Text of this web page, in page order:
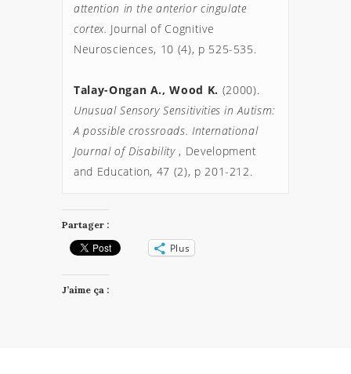
attention in the anterior cingulate
cortex. Journal of Cognitive
Neurosciences, 10 (4), p 525-535.
Talay-Ongan A., Wood K.
Unusual Sensory Sensitivities in Autism:
A possible crossroads. International
Journal of Disability , Development
Partager :
Plus
J’aime ça :